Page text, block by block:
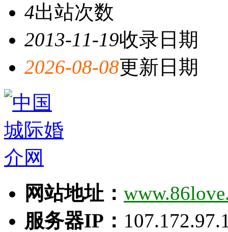
4出站次数
2013-11-19收录日期
2026-08-08更新日期
网站地址：
服务器IP：